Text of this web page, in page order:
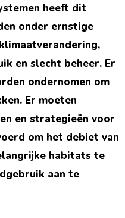
heeft dit
onder ernstige
en slecht beheer. Er
ondernomen om
Er moeten
en strategieën voor
om het debiet van
habitats te
aan te